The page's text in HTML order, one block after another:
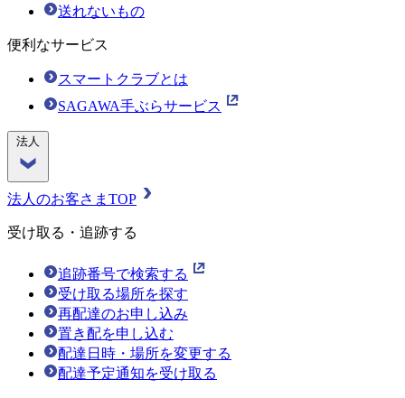
送れないもの
便利なサービス
スマートクラブとは
SAGAWA手ぶらサービス
法人
法人のお客さまTOP
受け取る・追跡する
追跡番号で検索する
受け取る場所を探す
再配達のお申し込み
置き配を申し込む
配達日時・場所を変更する
配達予定通知を受け取る